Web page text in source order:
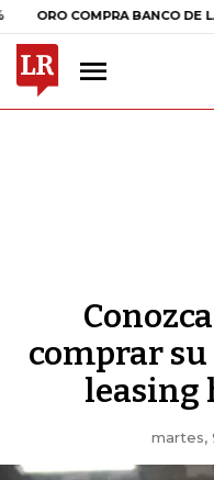
COMPRA BANCO DE LA
comprar
leasing
martes,